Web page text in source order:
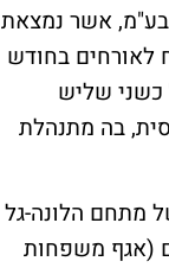
והשקעות בע"מ, אשר נמצאת
לאורחים בחודש
במימון של כשני שליש
בה מתנהלת
מתחם הלונה-גל
כ-150 סוויטות בשני אגפים (אגף משפחות